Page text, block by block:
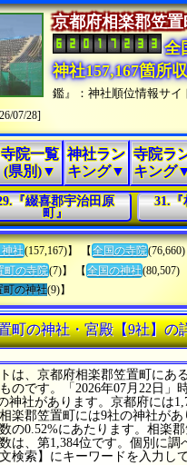
京都府相楽郡笠
全
神社157,167箇所
鑑』：神社順位情報サ
07/28]
寺院一覧
(県別)▼
神社ラン
キング▼
寺院ラ
キング
『綴喜郡宇治田原
町』
31.『
社(157,167)】 【 全国の寺院(76,660)
町の寺院(7)】 【 全国の神社(80,507)
町の神社(9)】
町の神社・宮殿【9社】の
は、京都府相楽郡笠置町にあ
のです。「2026年07月22日」
神社があります。京都府には
楽郡笠置町には9社の神社が
の0.52%にあたります。相楽郡
は、第1,384位です。個別に調
検索】にキーワードを入力し